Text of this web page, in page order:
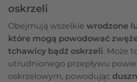
oskrzeli
Obejmują wszelkie wrodzone
które mogą powodować
tchawicy bądź oskrzeli. Może
utrudnionego przepływu
oskrzelowym, powodując